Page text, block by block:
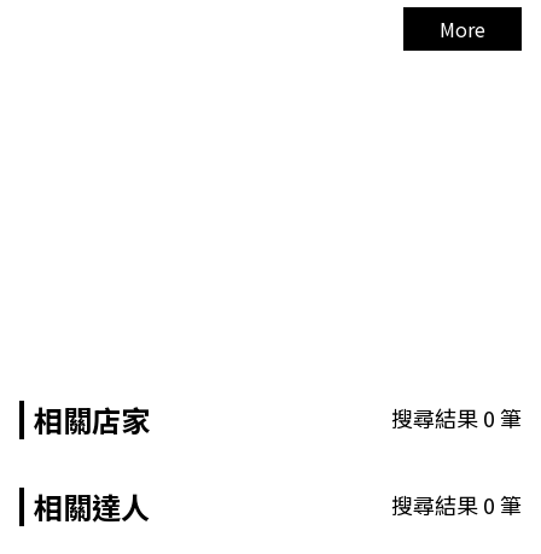
More
相關店家 搜尋結果0筆
相關達人 搜尋結果0筆